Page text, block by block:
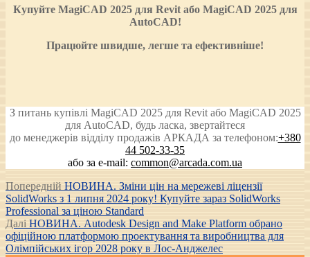
Купуйте MagiCAD 2025 для Revit або MagiCAD 2025 для
AutoCAD!
Працюйте швидше, легше та ефективніше!
З питань купівлі MagiCAD 2025 для Revit або MagiCAD 2025
для AutoCAD, будь ласка, звертайтеся
до менеджерів відділу продажів АРКАДА за телефоном:+380
44 502-33-35
або за e-mail: common@arcada.com.ua
Post
navigation
Попередній Попередній
запис:
НОВИНА. Зміни цін на мережеві ліцензії
SolidWorks з 1 липня 2024 року! Купуйте зараз SolidWorks
Professional за ціною Standard
Далі Наступний
запис:
НОВИНА. Autodesk Design and Make Platform обрано
офіційною платформою проектування та виробництва для
Олімпійських ігор 2028 року в Лос-Анджелес